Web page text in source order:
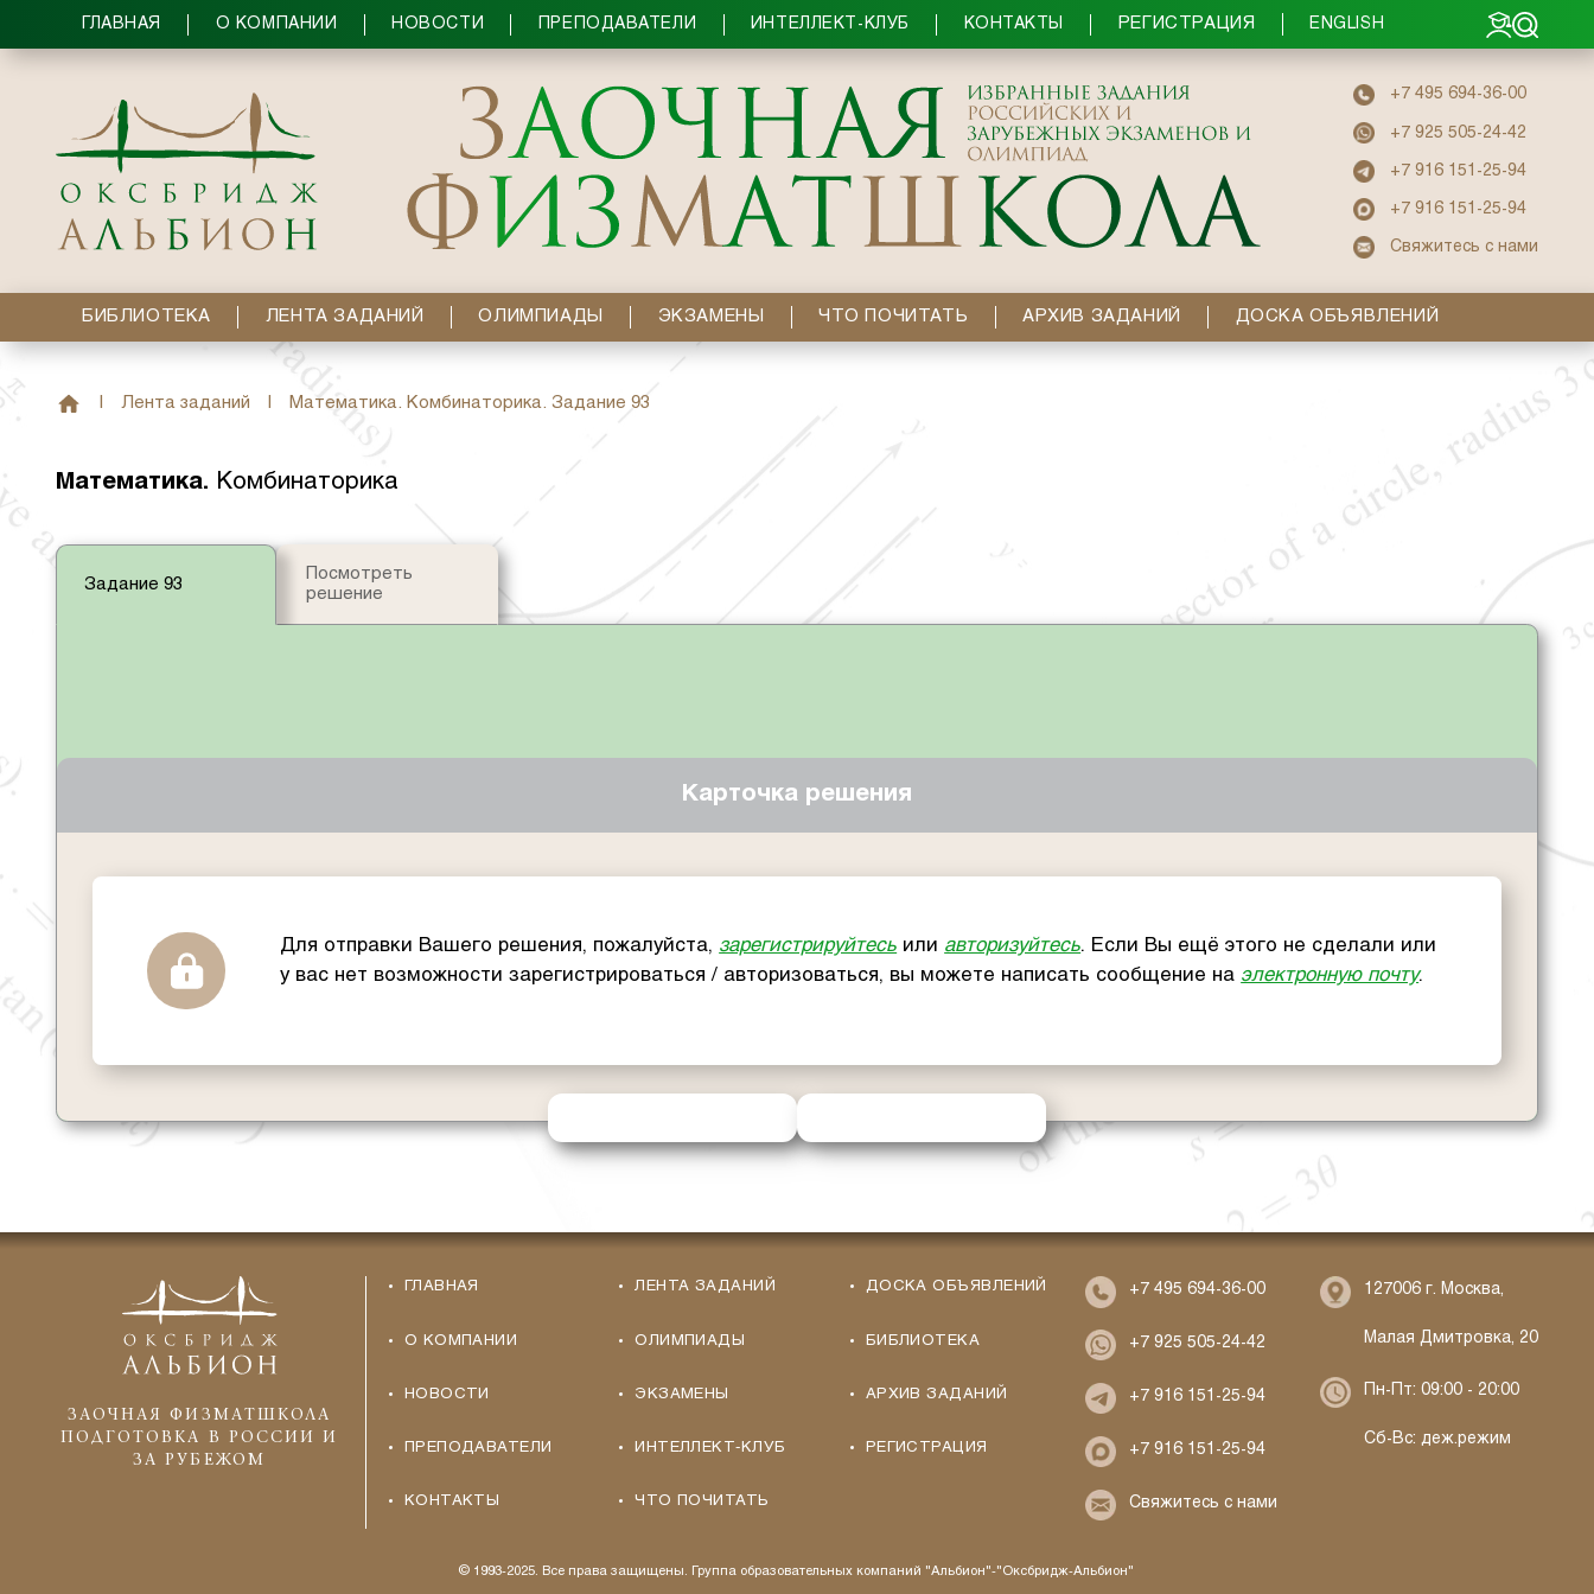
ГЛАВНАЯ О КОМПАНИИ НОВОСТИ ПРЕПОДАВАТЕЛИ ИНТЕЛЛЕКТ-КЛУБ КОНТАКТЫ РЕГИСТРАЦИЯ ENGLISH
+7 495 694-36-00
+7 925 505-24-42
+7 916 151-25-94
+7 916 151-25-94
Свяжитесь с нами
БИБЛИОТЕКА ЛЕНТА ЗАДАНИЙ ОЛИМПИАДЫ ЭКЗАМЕНЫ ЧТО ПОЧИТАТЬ АРХИВ ЗАДАНИЙ ДОСКА ОБЪЯВЛЕНИЙ
Лента заданий Математика. Комбинаторика. Задание 93
Математика. Комбинаторика
Задание 93
Посмотреть
решение
Карточка решения
Для отправки Вашего решения, пожалуйста, зарегистрируйтесь или авторизуйтесь. Если Вы ещё этого не сделали или
у вас нет возможности зарегистрироваться / авторизоваться, вы можете написать сообщение на электронную почту.
ЗАОЧНАЯ ФИЗМАТШКОЛА
ПОДГОТОВКА В РОССИИ И
ЗА РУБЕЖОМ
ГЛАВНАЯ
О КОМПАНИИ
НОВОСТИ
ПРЕПОДАВАТЕЛИ
КОНТАКТЫ
ЛЕНТА ЗАДАНИЙ
ОЛИМПИАДЫ
ЭКЗАМЕНЫ
ИНТЕЛЛЕКТ-КЛУБ
ЧТО ПОЧИТАТЬ
ДОСКА ОБЪЯВЛЕНИЙ
БИБЛИОТЕКА
АРХИВ ЗАДАНИЙ
РЕГИСТРАЦИЯ
+7 495 694-36-00
+7 925 505-24-42
+7 916 151-25-94
+7 916 151-25-94
Свяжитесь с нами
127006 г. Москва,
Малая Дмитровка, 20
Пн-Пт: 09:00 - 20:00
Сб-Вс: деж.режим
© 1993-2025. Все права защищены. Группа образовательных компаний "Альбион"-"Оксбридж-Альбион"